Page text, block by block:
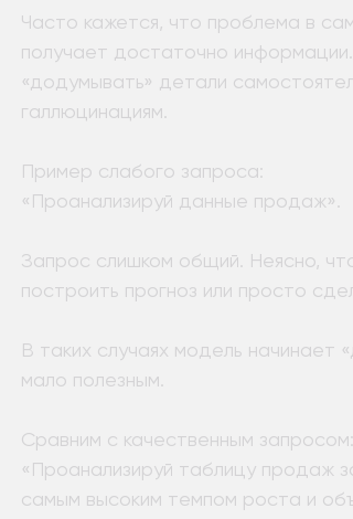
Часто кажется, что проблема в
получает достаточно
«додумывать» детали
галлюцинациям.
Пример слабого запроса:
«Проанализируй данные продаж».
Запрос слишком общий. Неясно,
построить прогноз или просто
В таких случаях модель начинает
мало полезным.
Сравним с качественным запросом:
«Проанализируй таблицу продаж
самым высоким темпом роста и